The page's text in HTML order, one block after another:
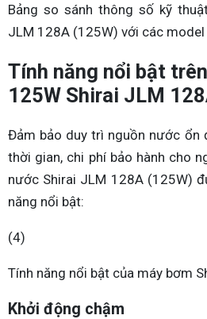
Bảng so sánh thông số kỹ
JLM 128A (125W) với các model
Tính năng nổi bật
125W Shirai JLM
Đảm bảo duy trì nguồn nước ổn
thời gian, chi phí bảo hành cho
nước Shirai JLM 128A (125W)
năng nổi bật:
(4)
Tính năng nổi bật của máy bơm
Khởi động chậm